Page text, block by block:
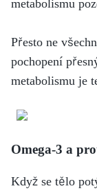
metabolismu
Přesto ne
pochopení
metabolismu je
Omega-3 a
Když se tělo